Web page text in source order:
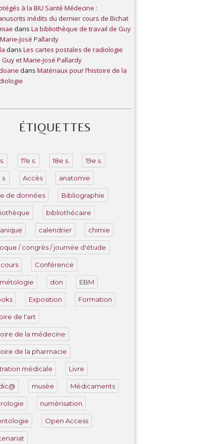
à la BIU Santé Médecine :
inédits du dernier cours de Bichat
dansLa bibliothèque de travail de Guy
José Pallardy
dansLes cartes postales de radiologie
Guy et Marie-José Pallardy
dansMatériaux pour l’histoire de la
ÉTIQUETTES
17e s. 18e s. 19e s.
Accès anatomie
de données Bibliographie
bibliothécaire
calendrier chimie
/ congrès / journée d'étude
Conférence
don EBM
Exposition Formation
de l'art
de la médecine
de la pharmacie
médicale Livre
musée Médicaments
numérisation
Open Access